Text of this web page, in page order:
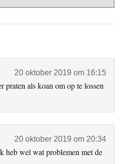
20 oktober 2019 om 16:15
praten als koan om op te lossen
20 oktober 2019 om 20:34
heb wel wat problemen met de